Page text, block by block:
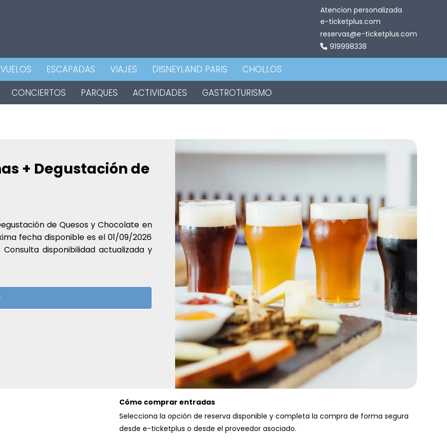
Atencion personalizada
e-ticketplus.com
reservas@e-ticketplus.com
919998338
VUELOS ESCAPADAS VIAJES DISNEYLAND PARIS
CHOLLOS
CONCIERTOS PARQUES ACTIVIDADES GASTROTURISMO
+ Degustación de
de Quesos y Chocolate en
fecha disponible es el 01/09/2026
disponibilidad actualizada y
gastronómica de calidad ????
Una deliciosa cata de 6 cervezas
la experiencia Información ????
Cómo comprar entradas
Selecciona la opción de reserva disponible y completa la compra de forma segura
desde e-ticketplus o desde el proveedor asociado.